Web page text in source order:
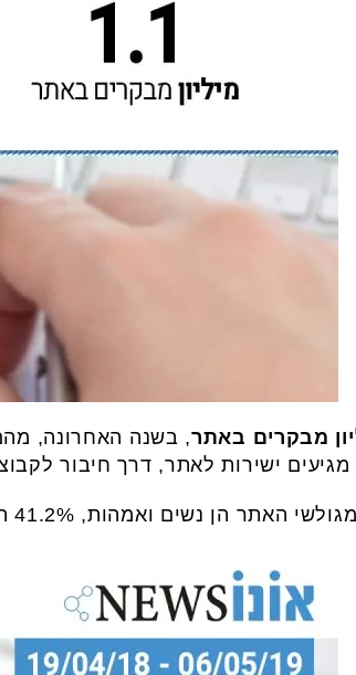
, בשנה האחרונה,
מגיעים ישירות לאתר, דרך חיבור